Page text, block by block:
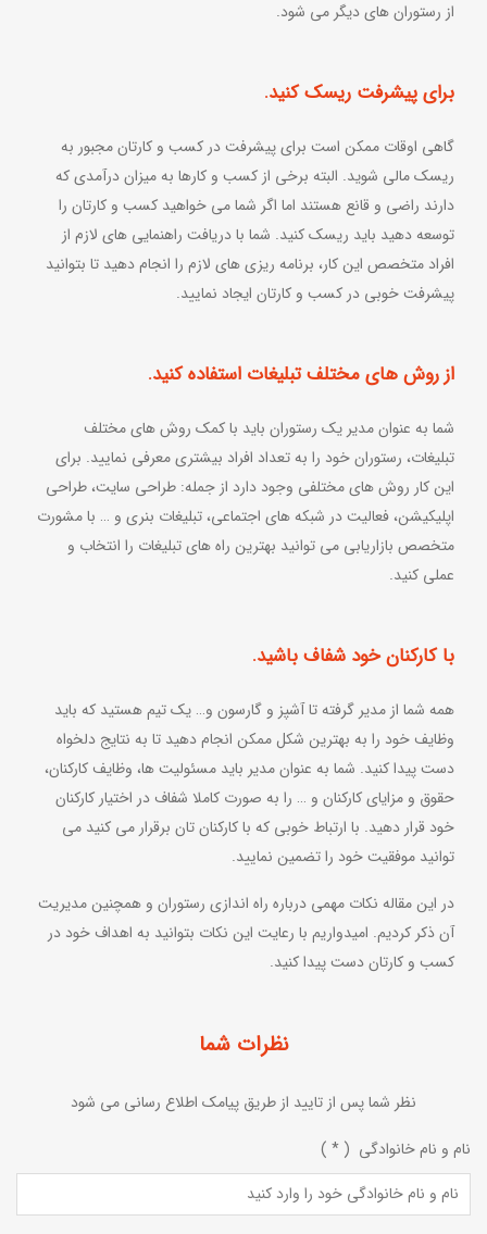
از رستوران های دیگر می شود.
برای پیشرفت ریسک کنید.
گاهی اوقات ممکن است برای پیشرفت در کسب و کارتان مجبور به
ریسک مالی شوید. البته برخی از کسب و کارها به میزان درآمدی که
دارند راضی و قانع هستند اما اگر شما می خواهید کسب و کارتان را
توسعه دهید باید ریسک کنید. شما با دریافت راهنمایی های لازم از
افراد متخصص این کار، برنامه ریزی های لازم را انجام دهید تا بتوانید
پیشرفت خوبی در کسب و کارتان ایجاد نمایید.
از روش های مختلف تبلیغات استفاده کنید.
شما به عنوان مدیر یک رستوران باید با کمک روش های مختلف
تبلیغات، رستوران خود را به تعداد افراد بیشتری معرفی نمایید. برای
این کار روش های مختلفی وجود دارد از جمله: طراحی سایت، طراحی
اپلیکیشن، فعالیت در شبکه های اجتماعی، تبلیغات بنری و … با مشورت
متخصص بازاریابی می توانید بهترین راه های تبلیغات را انتخاب و
عملی کنید.
با کارکنان خود شفاف باشید.
همه شما از مدیر گرفته تا آشپز و گارسون و… یک تیم هستید که باید
وظایف خود را به بهترین شکل ممکن انجام دهید تا به نتایج دلخواه
دست پیدا کنید. شما به عنوان مدیر باید مسئولیت ها، وظایف کارکنان،
حقوق و مزایای کارکنان و … را به صورت کاملا شفاف در اختیار کارکنان
خود قرار دهید. با ارتباط خوبی که با کارکنان تان برقرار می کنید می
توانید موفقیت خود را تضمین نمایید.
در این مقاله نکات مهمی درباره راه اندازی رستوران و همچنین مدیریت
آن ذکر کردیم. امیدواریم با رعایت این نکات بتوانید به اهداف خود در
کسب و کارتان دست پیدا کنید.
نظرات شما
نظر شما پس از تایید از طریق پیامک اطلاع رسانی می شود
نام و نام خانوادگی ( * )